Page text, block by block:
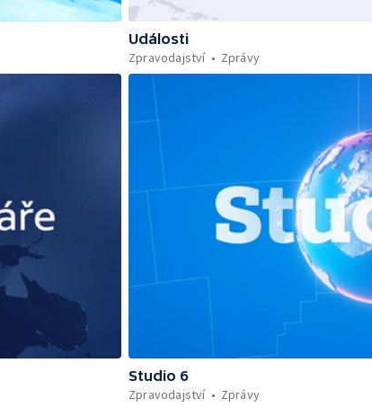
Události
Zpravodajství
Zprávy
Studio 6
Zpravodajství
Zprávy